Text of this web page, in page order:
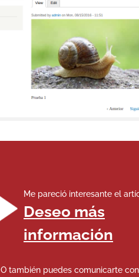
Me pareció interesante el
Deseo más
información
O también puedes comunicarte con